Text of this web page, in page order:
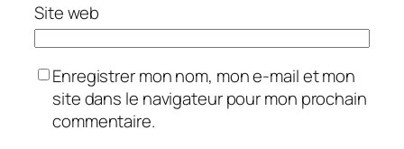
Site web
Enregistrer mon nom, mon e-mail et mon
site dans le navigateur pour mon prochain
commentaire.